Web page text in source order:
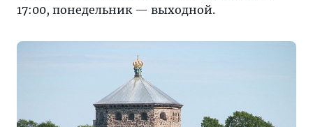
17:00, понедельник — выходной.